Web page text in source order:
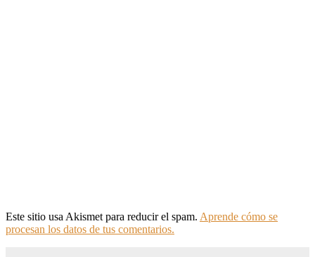
Este sitio usa Akismet para reducir el spam. Aprende cómo se
procesan los datos de tus comentarios.